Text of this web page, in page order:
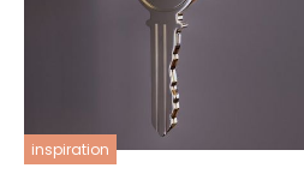
inspiration